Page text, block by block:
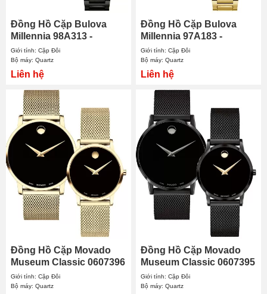
Đồng Hồ Cặp Bulova
Millennia 98A313 -
98L314
Giới tính: Cặp Đôi
Bộ máy: Quartz
Liên hệ
Đồng Hồ Cặp Bulova
Millennia 97A183 -
97L175
Giới tính: Cặp Đôi
Bộ máy: Quartz
Liên hệ
Đồng Hồ Cặp Movado
Museum Classic 0607396
- 0607627
Giới tính: Cặp Đôi
Bộ máy: Quartz
Đồng Hồ Cặp Movado
Museum Classic 0607395
- 0607493
Giới tính: Cặp Đôi
Bộ máy: Quartz